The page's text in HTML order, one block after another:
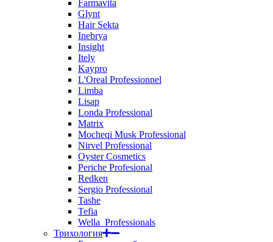
Farmavita
Glynt
Hair Sekta
Inebrya
Insight
Itely
Kaypro
L'Oreal Professionnel
Limba
Lisap
Londa Professional
Matrix
Mocheqi Musk Professional
Nirvel Professional
Oyster Cosmetics
Periche Profesional
Redken
Sergio Professional
Tashe
Tefia
Wella_Professionals
Трихология